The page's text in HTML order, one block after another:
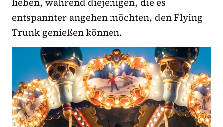
entspannter angehen möchten, den Flying
Trunk genießen können.